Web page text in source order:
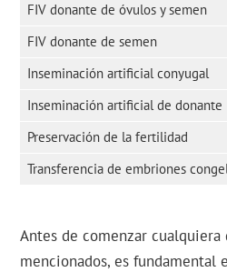
FIV donante de óvulos y semen
FIV donante de semen
Inseminación artificial conyugal
Inseminación artificial de donante
Preservación de la fertilidad
Transferencia de embriones
Antes de comenzar
mencionados, es fundamental